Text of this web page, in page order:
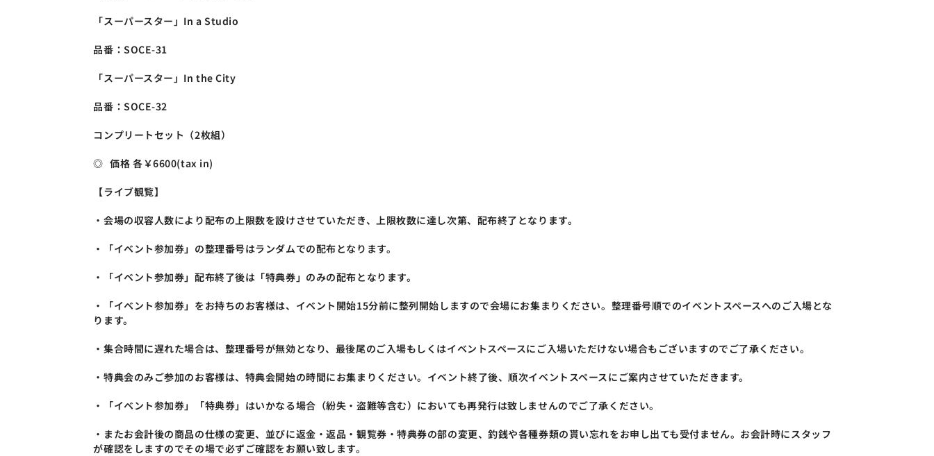
「スーパースター」In a Studio
品番：SOCE-31
「スーパースター」In the City
品番：SOCE-32
コンプリートセット（2枚組）
◎	価格 各￥6600(tax in)
【ライブ観覧】
・会場の収容人数により配布の上限数を設けさせていただき、上限枚数に達し次第、配布終了となります。
・「イベント参加券」の整理番号はランダムでの配布となります。
・「イベント参加券」配布終了後は「特典券」のみの配布となります。
・「イベント参加券」をお持ちのお客様は、イベント開始15分前に整列開始しますので会場にお集まりください。整理番号順でのイベントスペースへのご入場とな
ります。
・集合時間に遅れた場合は、整理番号が無効となり、最後尾のご入場もしくはイベントスペースにご入場いただけない場合もございますのでご了承ください。
・特典会のみご参加のお客様は、特典会開始の時間にお集まりください。イベント終了後、順次イベントスペースにご案内させていただきます。
・「イベント参加券」「特典券」はいかなる場合（紛失・盗難等含む）においても再発行は致しませんのでご了承ください。
・またお会計後の商品の仕様の変更、並びに返金・返品・観覧券・特典券の部の変更、釣銭や各種券類の貰い忘れをお申し出ても受付ません。お会計時にスタッフ
が確認をしますのでその場で必ずご確認をお願い致します。